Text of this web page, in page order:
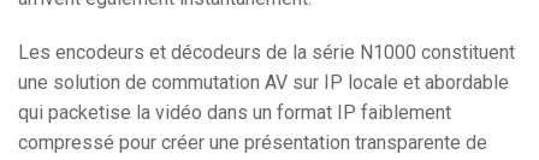
Les encodeurs et décodeurs de la série N1000 constituent
une solution de commutation AV sur IP locale et abordable
qui packetise la vidéo dans un format IP faiblement
compressé pour créer une présentation transparente de